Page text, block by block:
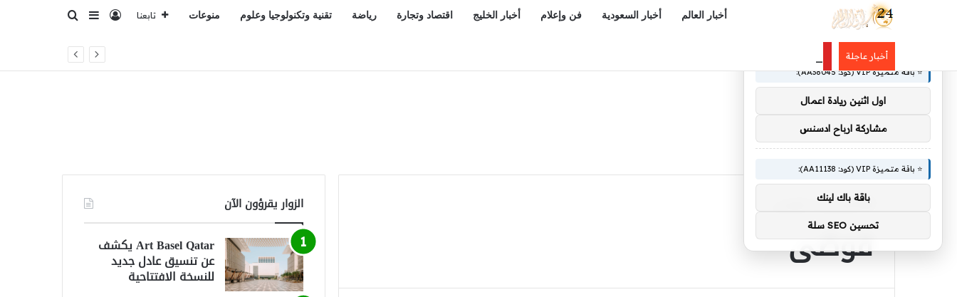
أخبار العالم أخبار السعودية فن وإعلام أخبار الخليج اقتصاد وتجارة رياضة تقنية وتكنولوجيا وعلوم منوعات تابعنا تسجيل الدخول
إضافة عمود
بحث عن
أخبار عاجلة
الرئيسية
فوضى
الزوار يقرؤون الآن
Art Basel Qatar يكشف
عن تنسيق عادل جديد
للنسخة الافتتاحية
⭐ باقة متميزة VIP (كود: AA38045):
اول اثنين ريادة اعمال
مشاركة ارباح ادسنس
⭐ باقة متميزة VIP (كود: AA11138):
باقة باك لينك
تحسين SEO سلة